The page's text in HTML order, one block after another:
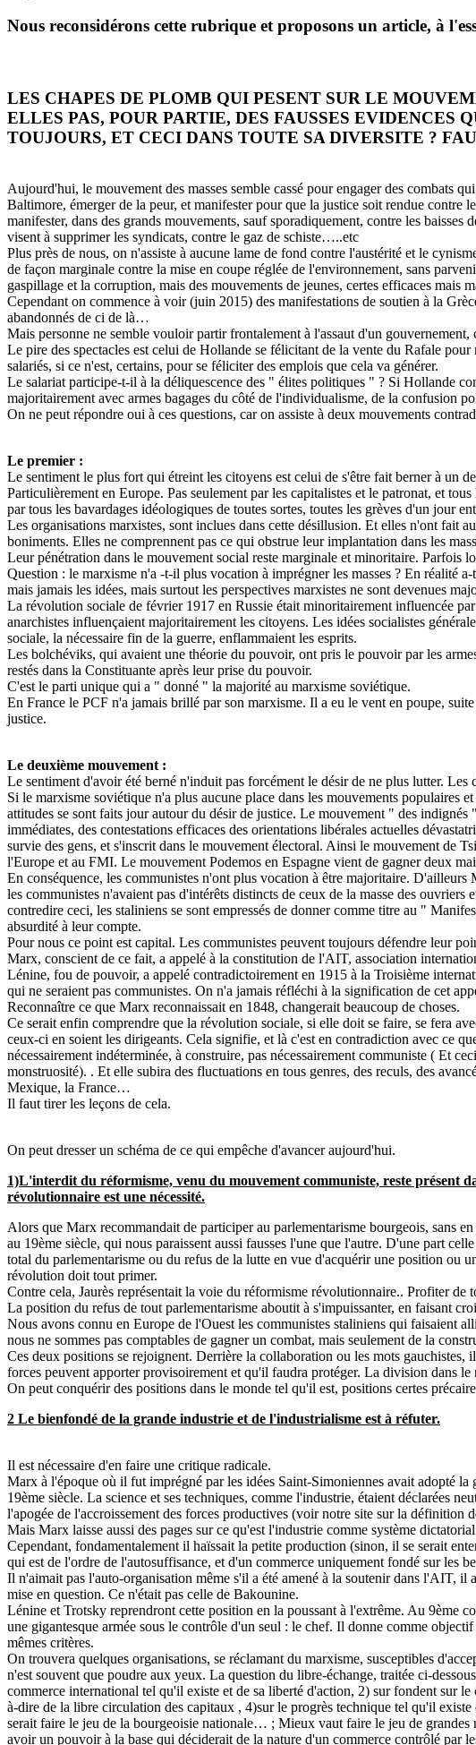
Nous reconsidérons cette rubrique et proposons un article, à
LES CHAPES DE PLOMB QUI PESENT SUR LE
ELLES PAS, POUR PARTIE, DES FAUSSES
TOUJOURS, ET CECI DANS TOUTE SA DIVERSITE ?
Aujourd'hui, le mouvement des masses semble cassé pour engager des combats
Baltimore, émerger de la peur, et manifester pour que la justice soit rendue contre
manifester, dans des grands mouvements, sauf sporadiquement, contre les
visent à supprimer les syndicats, contre le gaz de schiste…..etc
Plus près de nous, on n'assiste à aucune lame de fond contre l'austérité et le
de façon marginale contre la mise en coupe réglée de l'environnement, sans
gaspillage et la corruption, mais des mouvements de jeunes, certes efficaces mais
Cependant on commence à voir (juin 2015) des manifestations de soutien à la
abandonnés de ci de là…
Mais personne ne semble vouloir partir frontalement à l'assaut d'un gouvernement,
Le pire des spectacles est celui de Hollande se félicitant de la vente du Rafale
salariés, si ce n'est, certains, pour se féliciter des emplois que cela va générer.
Le salariat participe-t-il à la déliquescence des " élites politiques " ? Si Hollande
majoritairement avec armes bagages du côté de l'individualisme, de la confusion
On ne peut répondre oui à ces questions, car on assiste à deux mouvements
Le premier :
Le sentiment le plus fort qui étreint les citoyens est celui de s'être fait berner à un
Particulièrement en Europe. Pas seulement par les capitalistes et le patronat, et
par tous les bavardages idéologiques de toutes sortes, toutes les grèves d'un jour
Les organisations marxistes, sont inclues dans cette désillusion. Et elles n'ont fait
boniments. Elles ne comprennent pas ce qui obstrue leur implantation dans les
Leur pénétration dans le mouvement social reste marginale et minoritaire. Parfois
Question : le marxisme n'a -t-il plus vocation à imprégner les masses ? En réalité
mais jamais les idées, mais surtout les perspectives marxistes ne sont devenues
La révolution sociale de février 1917 en Russie était minoritairement influencée
anarchistes influençaient majoritairement les citoyens. Les idées socialistes
sociale, la nécessaire fin de la guerre, enflammaient les esprits.
Les bolchéviks, qui avaient une théorie du pouvoir, ont pris le pouvoir par les
restés dans la Constituante après leur prise du pouvoir.
C'est le parti unique qui a " donné " la majorité au marxisme soviétique.
En France le PCF n'a jamais brillé par son marxisme. Il a eu le vent en poupe,
justice.
Le deuxième mouvement :
Le sentiment d'avoir été berné n'induit pas forcément le désir de ne plus lutter.
Si le marxisme soviétique n'a plus aucune place dans les mouvements populaires
attitudes se sont faits jour autour du désir de justice. Le mouvement " des
immédiates, des contestations efficaces des orientations libérales actuelles
survie des gens, et s'inscrit dans le mouvement électoral. Ainsi le mouvement de
l'Europe et au FMI. Le mouvement Podemos en Espagne vient de gagner deux
En conséquence, les communistes n'ont plus vocation à être majoritaire.
les communistes n'avaient pas d'intérêts distincts de ceux de la masse des
contredire ceci, les staliniens se sont empressés de donner comme titre au "
absurdité à leur compte.
Pour nous ce point est capital. Les communistes peuvent toujours défendre leur
Marx, conscient de ce fait, a appelé à la constitution de l'AIT, association
Lénine, fou de pouvoir, a appelé contradictoirement en 1915 à la Troisième
qui ne seraient pas communistes. On n'a jamais réfléchi à la signification de cet
Reconnaître ce que Marx reconnaissait en 1848, changerait beaucoup de choses.
Ce serait enfin comprendre que la révolution sociale, si elle doit se faire, se fera
ceux-ci en soient les dirigeants. Cela signifie, et là c'est en contradiction avec ce
nécessairement indéterminée, à construire, pas nécessairement communiste ( Et
monstruosité). . Et elle subira des fluctuations en tous genres, des reculs, des
Mexique, la France…
Il faut tirer les leçons de cela.
On peut dresser un schéma de ce qui empêche d'avancer aujourd'hui.
1)L'interdit du réformisme, venu du mouvement communiste, reste présent
révolutionnaire est une nécessité.
Alors que Marx recommandait de participer au parlementarisme bourgeois, sans
au 19ème siècle, qui nous paraissent aussi fausses l'une que l'autre. D'une part
total du parlementarisme ou du refus de la lutte en vue d'acquérir une position ou
révolution doit tout primer.
Contre cela, Jaurès représentait la voie du réformisme révolutionnaire.. Profiter de
La position du refus de tout parlementarisme aboutit à s'impuissanter, en faisant
Nous avons connu en Europe de l'Ouest les communistes staliniens qui faisaient
nous ne sommes pas comptables de gagner un combat, mais seulement de la
Ces deux positions se rejoignent. Derrière la collaboration ou les mots
forces peuvent apporter provisoirement et qu'il faudra protéger. La division dans
On peut conquérir des positions dans le monde tel qu'il est, positions certes
2 Le bienfondé de la grande industrie et de l'industrialisme est à réfuter.
Il est nécessaire d'en faire une critique radicale.
Marx à l'époque où il fut imprégné par les idées Saint-Simoniennes avait adopté
19ème siècle. La science et ses techniques, comme l'industrie, étaient déclarées
l'apogée de l'accroissement des forces productives (voir notre site sur la définition
Mais Marx laisse aussi des pages sur ce qu'est l'industrie comme système
Cependant, fondamentalement il haïssait la petite production (sinon, il se serait
qui est de l'ordre de l'autosuffisance, et d'un commerce uniquement fondé sur les
Il n'aimait pas l'auto-organisation même s'il a été amené à la soutenir dans l'AIT,
mise en question. Ce n'était pas celle de Bakounine.
Lénine et Trotsky reprendront cette position en la poussant à l'extrême. Au 9ème
une gigantesque armée sous le contrôle d'un seul : le chef. Il donne comme
mêmes critères.
On trouvera quelques organisations, se réclamant du marxisme, susceptibles
n'est souvent que poudre aux yeux. La question du libre-échange, traitée ci-
commerce international tel qu'il existe et de sa liberté d'action, 2) sur fondent sur
à-dire de la libre circulation des capitaux , 4)sur le progrès technique tel qu'il
serait faire le jeu de la bourgeoisie nationale… ; Mieux vaut faire le jeu de
avoir un pouvoir à la base qui déciderait de la nature d'un commerce contrôlé par